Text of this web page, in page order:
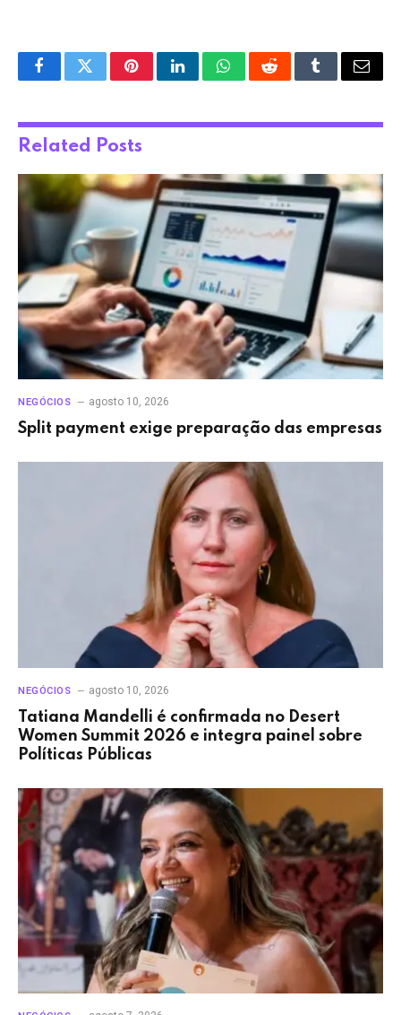
FacebookTwitterPinterestLinkedInWhatsAppRedditTumblrEmail
Related Posts
NEGÓCIOS agosto 10, 2026
Split payment exige preparação das empresas
NEGÓCIOS agosto 10, 2026
Tatiana Mandelli é confirmada no Desert
Women Summit 2026 e integra painel sobre
Políticas Públicas